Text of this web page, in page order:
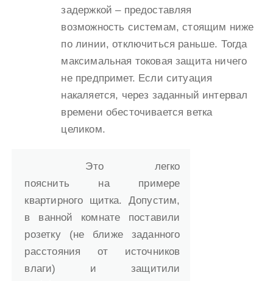
задержкой – предоставляя
возможность системам, стоящим ниже
по линии, отключиться раньше. Тогда
максимальная токовая защита ничего
не предпримет. Если ситуация
накаляется, через заданный интервал
времени обесточивается ветка
целиком.
Это легко
пояснить на примере
квартирного щитка. Допустим,
в ванной комнате поставили
розетку (не ближе заданного
расстояния от источников
влаги) и защитили